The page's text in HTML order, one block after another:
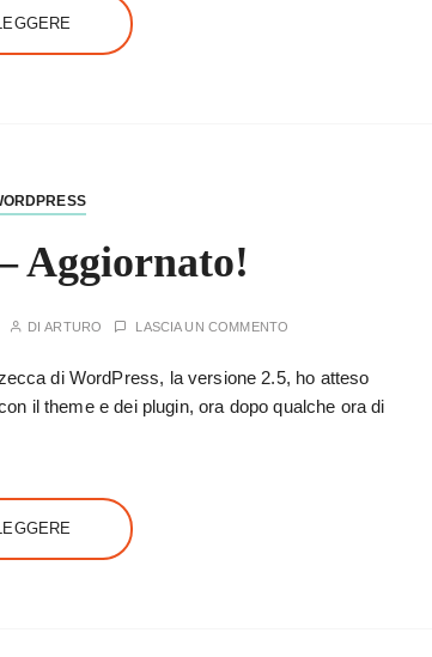
Aggiornato!
DIARTURO LASCIA UN COMMENTO
di WordPress, la versione 2.5, ho atteso
il theme e dei plugin, ora dopo qualche ora di